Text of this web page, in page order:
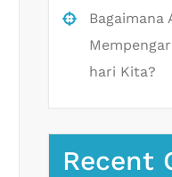
Bagaimana
hari Kita?
Recent